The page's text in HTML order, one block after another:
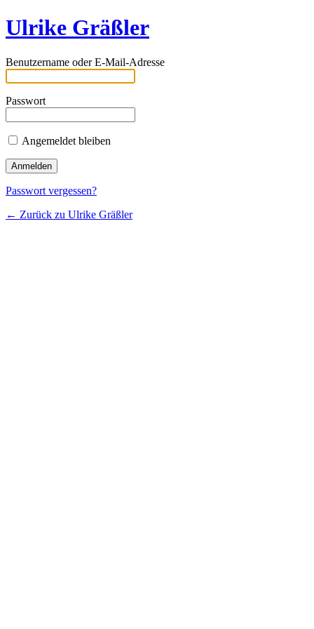
Ulrike Gräßler
Benutzername oder E-Mail-Adresse
Passwort
Angemeldet bleiben
Passwort vergessen?
← Zurück zu Ulrike Gräßler